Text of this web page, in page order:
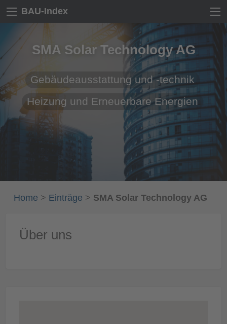
BAU-Index
SMA Solar Technology AG
Gebäudeausstattung und -technik
Heizung und Erneuerbare Energien
Home > Einträge > SMA Solar Technology AG
Über uns